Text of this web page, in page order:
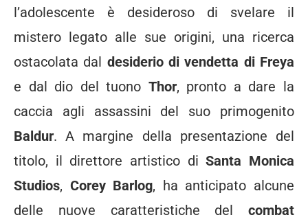
l’adolescente è desideroso di svelare il
mistero legato alle sue origini, una ricerca
ostacolata dal desiderio di vendetta di Freya
e dal dio del tuono Thor, pronto a dare la
caccia agli assassini del suo primogenito
Baldur. A margine della presentazione del
titolo, il direttore artistico diSanta Monica
Studios, Corey Barlog, ha anticipato alcune
delle nuove caratteristiche del combat